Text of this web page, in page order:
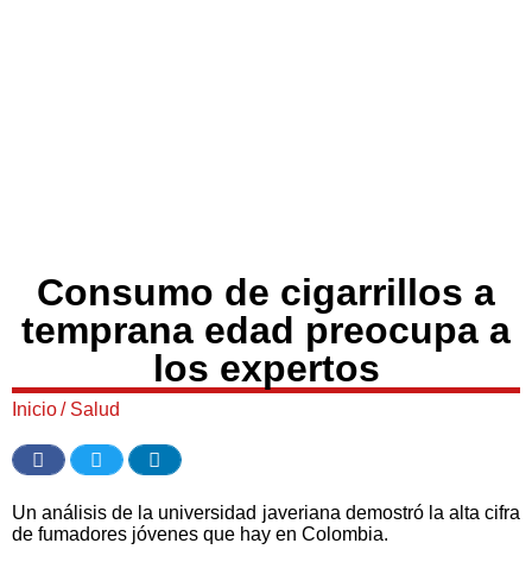
Consumo de cigarrillos a
temprana edad preocupa a
los expertos
Inicio/ Salud
Un análisis de la universidad javeriana demostró la alta cifra
de fumadores jóvenes que hay en Colombia.